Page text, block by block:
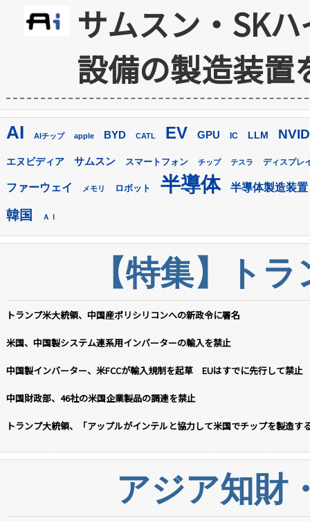
サムスン・SK
設備の製造装置
AI AIチップ apple BYD CATL EV GPU IC LLM
エヌビディア サムスン スマートフォン チップ テスラ ディスプレ
ファーウェイ メモリ ロボット 半導体 半導体製造装置
韓国 ＡＩ
【特集】ト
トランプ米大統領、中国産ポリシリコンへの新政令に署名
米国、中国製システム連系用インバーターの輸入を禁止
中国製インバーター、米FCCが輸入規制を起草 EUはすでに先行して禁止
中国財政部、46社の米国企業製品の調達を禁止
トランプ大統領、「アップルがインテルと協力して米国でチップを製造す
アジア知財